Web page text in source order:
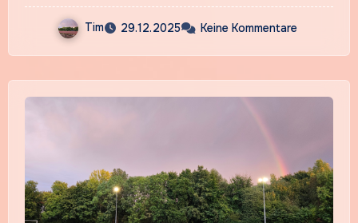
Tim 29.12.2025 Keine Kommentare